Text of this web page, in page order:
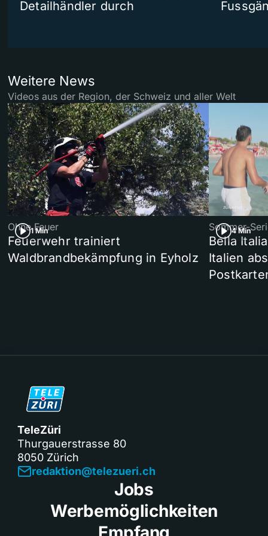
Detailhändler durch
Weitere News
Videos aus der Region, der Schweiz und aller Welt
1 Min
Ohne Feuer
Feuerwehr trainiert
Waldbrandbekämpfung in Eyholz
4 Min
Sommer-
Bella
Italien
TeleZüri
Thurgauerstrasse 80
8050 Zürich
redaktion@telezueri.ch
Jobs
Werbemöglichkeiten